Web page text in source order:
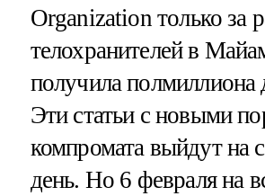
Organization только за
телохранителей в
получила полмиллиона
Эти статьи с новыми
компромата выйдут на
день. Но 6 февраля на